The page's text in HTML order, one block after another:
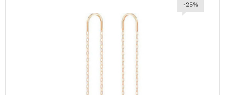
-25%